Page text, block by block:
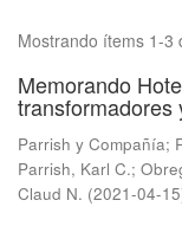
Mostrando ítems 1-3
Memorando
transformadores
Parrish y Compañía;
Parrish, Karl C.;
Claud N. (2021-04-15